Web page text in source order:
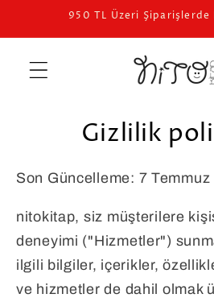
İçeriğe950 TL Üzeri Şiparişlerde
Gizlilik
Son Güncelleme: 7 Temmuz
nitokitap, siz müşterilere
deneyimi ("Hizmetler")
ilgili bilgiler, içerikler,
ve hizmetler de dahil olmak